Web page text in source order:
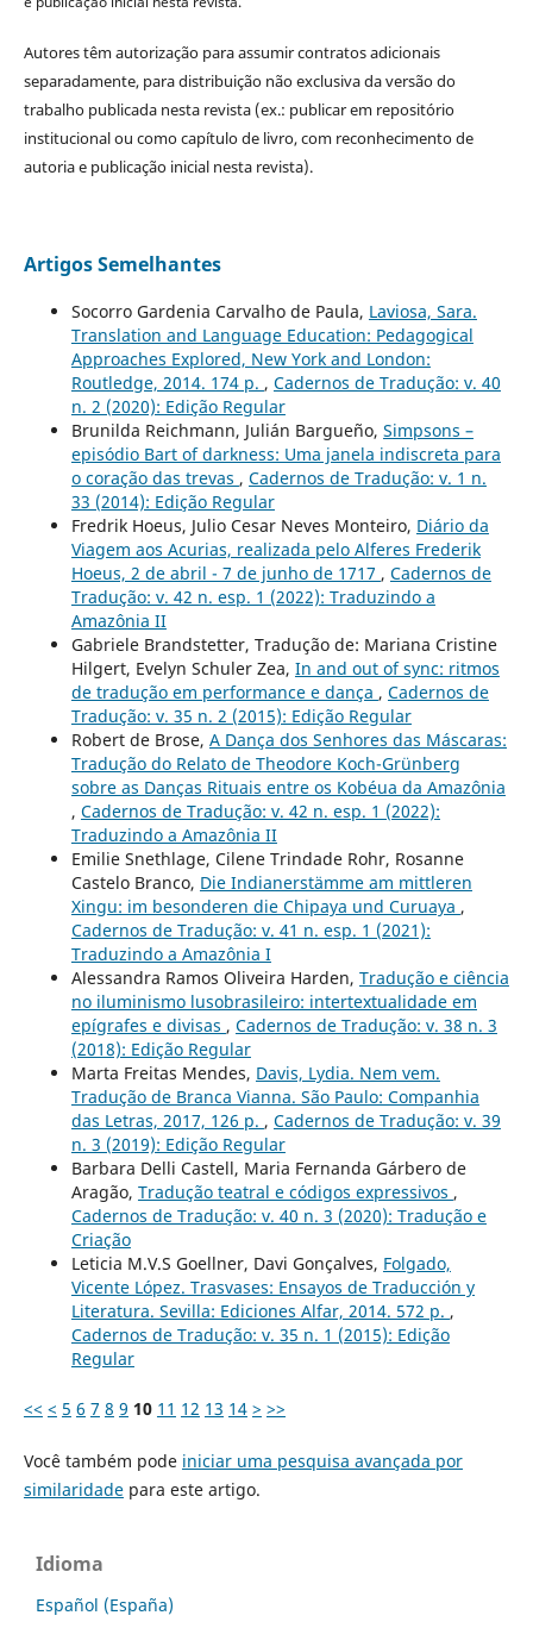
Autores têm autorização para assumir contratos adicionais
separadamente, para distribuição não exclusiva da versão do
trabalho publicada nesta revista (ex.: publicar em repositório
institucional ou como capítulo de livro, com reconhecimento de
autoria e publicação inicial nesta revista).
Artigos Semelhantes
Socorro Gardenia Carvalho de Paula, Laviosa, Sara.
Translation and Language Education: Pedagogical
Approaches Explored, New York and London:
Routledge, 2014. 174 p. , Cadernos de Tradução: v. 40
n. 2 (2020): Edição Regular
Brunilda Reichmann, Julián Bargueño, Simpsons –
episódio Bart of darkness: Uma janela indiscreta para
o coração das trevas , Cadernos de Tradução: v. 1 n.
33 (2014): Edição Regular
Fredrik Hoeus, Julio Cesar Neves Monteiro, Diário da
Viagem aos Acurias, realizada pelo Alferes Frederik
Hoeus, 2 de abril - 7 de junho de 1717 , Cadernos de
Tradução: v. 42 n. esp. 1 (2022): Traduzindo a
Amazônia II
Gabriele Brandstetter, Tradução de: Mariana Cristine
Hilgert, Evelyn Schuler Zea, In and out of sync: ritmos
de tradução em performance e dança , Cadernos de
Tradução: v. 35 n. 2 (2015): Edição Regular
Robert de Brose, A Dança dos Senhores das Máscaras:
Tradução do Relato de Theodore Koch-Grünberg
sobre as Danças Rituais entre os Kobéua da Amazônia
, Cadernos de Tradução: v. 42 n. esp. 1 (2022):
Traduzindo a Amazônia II
Emilie Snethlage, Cilene Trindade Rohr, Rosanne
Castelo Branco, Die Indianerstämme am mittleren
Xingu: im besonderen die Chipaya und Curuaya ,
Cadernos de Tradução: v. 41 n. esp. 1 (2021):
Traduzindo a Amazônia I
Alessandra Ramos Oliveira Harden, Tradução e ciência
no iluminismo lusobrasileiro: intertextualidade em
epígrafes e divisas , Cadernos de Tradução: v. 38 n. 3
(2018): Edição Regular
Marta Freitas Mendes, Davis, Lydia. Nem vem.
Tradução de Branca Vianna. São Paulo: Companhia
das Letras, 2017, 126 p. , Cadernos de Tradução: v. 39
n. 3 (2019): Edição Regular
Barbara Delli Castell, Maria Fernanda Gárbero de
Aragão, Tradução teatral e códigos expressivos ,
Cadernos de Tradução: v. 40 n. 3 (2020): Tradução e
Criação
Leticia M.V.S Goellner, Davi Gonçalves, Folgado,
Vicente López. Trasvases: Ensayos de Traducción y
Literatura. Sevilla: Ediciones Alfar, 2014. 572 p. ,
Cadernos de Tradução: v. 35 n. 1 (2015): Edição
Regular
<< < 5 6 7 8 9 10 11 12 13 14 > >>
Você também pode iniciar uma pesquisa avançada por
similaridadepara este artigo.
Idioma
Español (España)